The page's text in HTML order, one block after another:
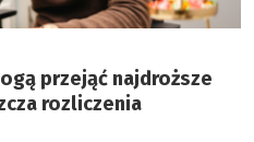
przejąć najdroższe
rozliczenia